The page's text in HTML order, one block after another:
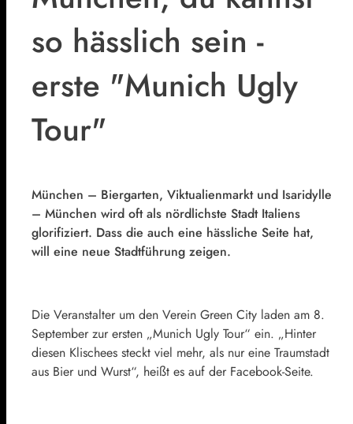
so hässlich sein -
erste "Munich Ugly
Tour"
München – Biergarten, Viktualienmarkt und Isaridylle
– München wird oft als nördlichste Stadt Italiens
glorifiziert. Dass die auch eine hässliche Seite hat,
will eine neue Stadtführung zeigen.
Die Veranstalter um den Verein Green City laden am 8.
September zur ersten „Munich Ugly Tour“ ein. „Hinter
diesen Klischees steckt viel mehr, als nur eine Traumstadt
aus Bier und Wurst“, heißt es auf der Facebook-Seite.